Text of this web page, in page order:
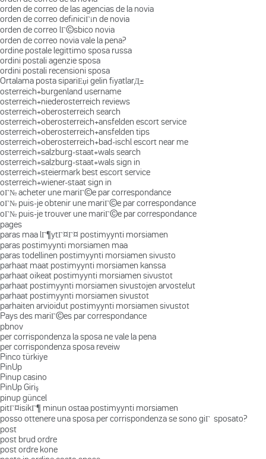
orden de correo de las agencias de la novia
orden de correo definiciГіn de novia
orden de correo lГ©sbico novia
orden de correo novia vale la pena?
ordine postale legittimo sposa russa
ordini postali agenzie sposa
ordini postali recensioni sposa
Ortalama posta sipariЕџi gelin fiyatlarД±
osterreich+burgenland username
osterreich+niederosterreich reviews
osterreich+oberosterreich search
osterreich+oberosterreich+ansfelden escort service
osterreich+oberosterreich+ansfelden tips
osterreich+oberosterreich+bad-ischl escort near me
osterreich+salzburg-staat+wals search
osterreich+salzburg-staat+wals sign in
osterreich+steiermark best escort service
osterreich+wiener-staat sign in
oГ№ acheter une mariГ©e par correspondance
oГ№ puis-je obtenir une mariГ©e par correspondance
oГ№ puis-je trouver une mariГ©e par correspondance
pages
paras maa lГ¶ytГ¤Г¤ postimyynti morsiamen
paras postimyynti morsiamen maa
paras todellinen postimyynti morsiamen sivusto
parhaat maat postimyynti morsiamen kanssa
parhaat oikeat postimyynti morsiamen sivustot
parhaat postimyynti morsiamen sivustojen arvostelut
parhaat postimyynti morsiamen sivustot
parhaiten arvioidut postimyynti morsiamen sivustot
Pays des mariГ©es par correspondance
pbnov
per corrispondenza la sposa ne vale la pena
per corrispondenza sposa reveiw
Pinco türkiye
PinUp
Pinup casino
PinUp Giriş
pinup güncel
pitГ¤isikГ¶ minun ostaa postimyynti morsiamen
posso ottenere una sposa per corrispondenza se sono giГ sposato?
post
post brud ordre
post ordre kone